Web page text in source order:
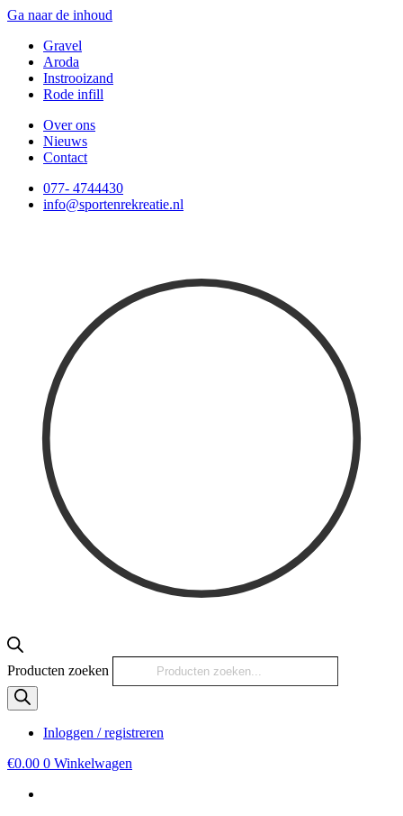
Ga naar de inhoud
Gravel
Aroda
Instrooizand
Rode infill
Over ons
Nieuws
Contact
077- 4744430
info@sportenrekreatie.nl
Producten zoeken
Inloggen / registreren
€0.00 0 Winkelwagen